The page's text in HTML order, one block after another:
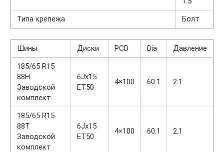
Типа крепежа
Болт
Шины Диски PCD Dia
Давление
185/65 R15
88H
Заводской
комплект
6Jx15
ET50
4×100 60.1 2.1
185/65 R15
88T
Заводской
комплект
6Jx15
ET50
4×100 60.1 2.1